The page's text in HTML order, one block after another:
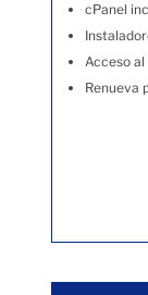
cPanel
Acceso
Renueva